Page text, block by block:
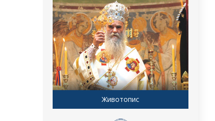
Животопис